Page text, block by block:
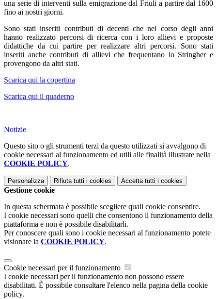
una serie di interventi sulla emigrazione dal Friuli a partire dal 1600
fino ai nostri giorni.
Sono stati inseriti contributi di decenti che nel corso degli anni
hanno realizzato percorsi di ricerca con i loro allievi e proposte
didattiche da cui partire per realizzare altri percorsi. Sono stati
inseriti anche contributi di allievi che frequentano lo Stringher e
provengono da altri stati.
Scarica qui la copertina
Scarica qui il quaderno
Notizie
Questo sito o gli strumenti terzi da questo utilizzati si avvalgono di
cookie necessari al funzionamento ed utili alle finalità illustrate nella
COOKIE POLICY.
Personalizza Rifiuta tutti i cookies Accetta tutti i cookies
Gestione cookie
In questa schermata è possibile scegliere quali cookie consentire.
I cookie necessari sono quelli che consentono il funzionamento della
piattaforma e non è possibile disabilitarli.
Per conoscere quali sono i cookie necessari al funzionamento potete
visionare la COOKIE POLICY.
Cookie necessari per il funzionamento
I cookie necessari per il funzionamento non possono essere
disabilitati. È possibile consultare l'elenco nella pagina della cookie
policy.